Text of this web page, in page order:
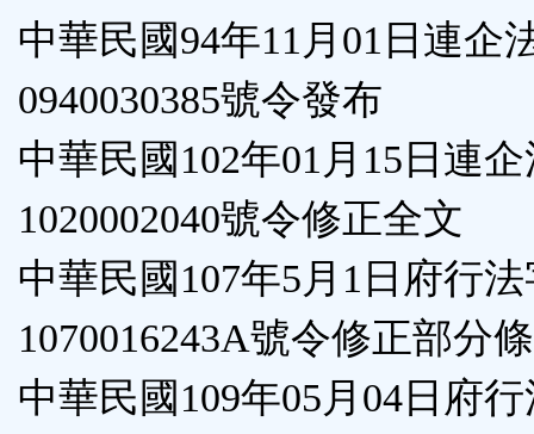
按
鈕
區
中華民國94年11月01日連企
0940030385號令發布
中華民國102年01月15日連
1020002040號令修正全文
中華民國107年5月1日府行
1070016243A號令修正部分
中華民國109年05月04日府